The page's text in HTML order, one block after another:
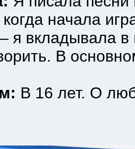
начала
я вкладывала в
В
В 16 лет. О